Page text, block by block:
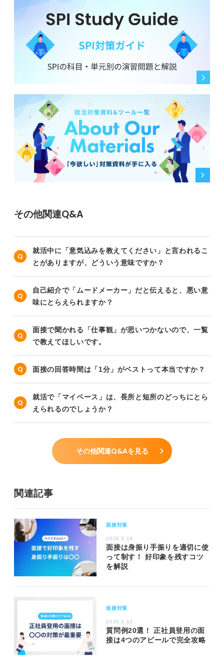
その他関連Q&A
就活中に「意気込みを教えてください」と言われるこ
とがありますが、どういう意味ですか？
自己紹介で「ムードメーカー」だと伝えると、悪い意
味にとらえられますか？
面接で聞かれる「仕事観」が思いつかないので、一覧
で教えてほしいです。
面接の回答時間は「1分」がベストって本当ですか？
就活で「マイペース」は、長所と短所のどっちにとら
えられるのでしょうか？
その他関連Q&Aを見る
関連記事
面接対策
2026.5.14
面接は身振り手振りを適切に使
って制す！ 好印象を残すコツ
を解説
面接対策
2026.5.14
質問例20選！ 正社員登用の面
接は4つのアピールで完全攻略